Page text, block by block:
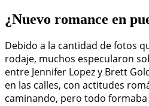
¿Nuevo romance en
Debido a la cantidad de fotos
rodaje, muchos especularon
entre Jennifer Lopez y Brett
en las calles, con actitudes
caminando, pero todo